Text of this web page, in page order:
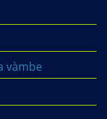
vàmbe